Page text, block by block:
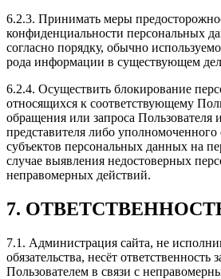
6.2.3. Принимать меры
конфиденциальности персональных
согласно порядку, обычно
рода информации в существующем
6.2.4. Осуществить блокирование
относящихся к соответствующему
обращения или запроса Пользователя
представителя либо
субъектов персональных данных на
случае выявления недостоверных
неправомерных действий.
7.
7.1. Администрация сайта, не
обязательства, несёт
Пользователем в связи с